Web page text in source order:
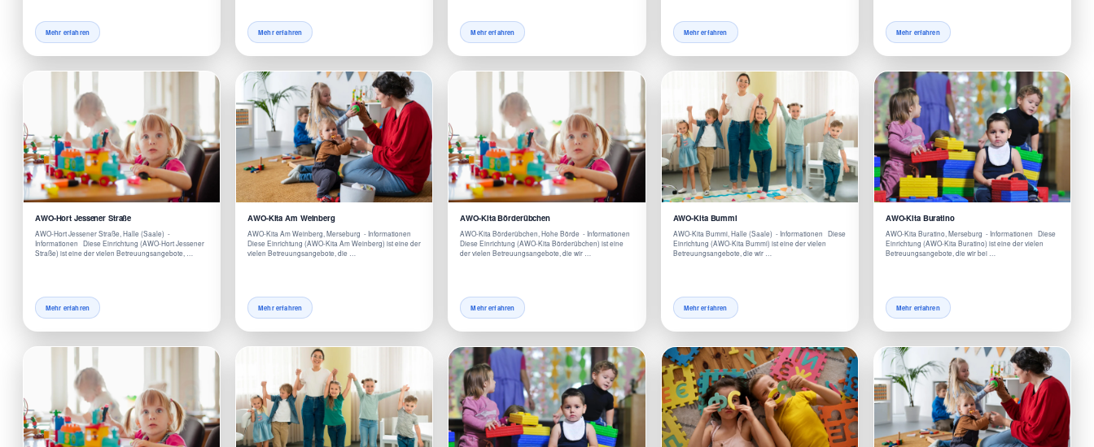
Mehr erfahren Mehr erfahren Mehr erfahren Mehr erfahren Mehr erfahren
AWO-Hort Jessener Straße
AWO-Hort Jessener Straße, Halle (Saale) -
Informationen Diese Einrichtung (AWO-Hort Jessener
Straße) ist eine der vielen Betreuungsangebote, …
Mehr erfahren
AWO-Kita Am Weinberg
AWO-Kita Am Weinberg, Merseburg - Informationen
Diese Einrichtung (AWO-Kita Am Weinberg) ist eine der
vielen Betreuungsangebote, die …
Mehr erfahren
AWO-Kita Börderübchen
AWO-Kita Börderübchen, Hohe Börde - Informationen
Diese Einrichtung (AWO-Kita Börderübchen) ist eine
der vielen Betreuungsangebote, die wir …
Mehr erfahren
AWO-Kita Bummi
AWO-Kita Bummi, Halle (Saale) - Informationen Diese
Einrichtung (AWO-Kita Bummi) ist eine der vielen
Betreuungsangebote, die wir …
Mehr erfahren
AWO-Kita Buratino
AWO-Kita Buratino, Merseburg - Informationen Diese
Einrichtung (AWO-Kita Buratino) ist eine der vielen
Betreuungsangebote, die wir bei …
Mehr erfahren